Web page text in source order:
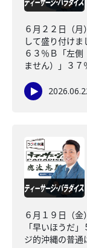
６月２２日（
して盛り付けま
６３％Ｂ「左
ません）」３７
６月１９日（
「早いほうだ
ジ的沖縄の普通